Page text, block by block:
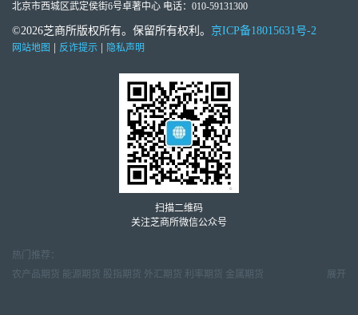
北京市西城区武定侯街6号卓著中心 电话：010-59131300
©2026芝商所版权所有。保留所有权利。 京ICP备18015631号-2
网站地图 反诈提示 隐私声明
扫描二维码
关注芝商所微信公众号
热门推荐：
农产品期货 能源期货 股指期货 外汇期货 利率期货 金属期货
展开